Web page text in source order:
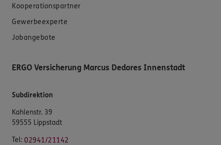
Kooperationspartner
Gewerbeexperte
Jobangebote
ERGO Versicherung Marcus Dedores Innenstadt
Subdirektion
Kahlenstr. 39
59555 Lippstadt
Tel: 02941/21142